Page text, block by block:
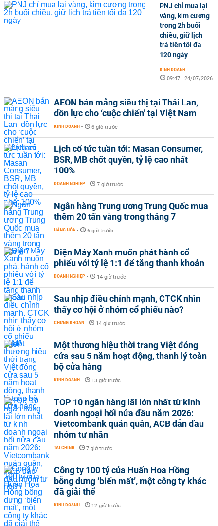
PNJ chỉ mua lại
vàng, kim cương
trong 2h buổi
chiều, giữ lịch
trả tiền tối đa
120 ngày
KINH DOANH -
09:47 | 24/07/2026
AEON bán mảng siêu thị tại Thái Lan,
dồn lực cho ‘cuộc chiến’ tại Việt Nam
KINH DOANH - 6 giờ trước
Lịch cổ tức tuần tới: Masan Consumer,
BSR, MB chốt quyền, tỷ lệ cao nhất
100%
DOANH NGHIỆP - 7 giờ trước
Ngân hàng Trung ương Trung Quốc mua
thêm 20 tấn vàng trong tháng 7
HÀNG HÓA - 6 giờ trước
Điện Máy Xanh muốn phát hành cổ
phiếu với tỷ lệ 1:1 để tăng thanh khoản
DOANH NGHIỆP - 14 giờ trước
Sau nhịp điều chỉnh mạnh, CTCK nhìn
thấy cơ hội ở nhóm cổ phiếu nào?
CHỨNG KHOÁN - 14 giờ trước
Một thương hiệu thời trang Việt đóng
cửa sau 5 năm hoạt động, thanh lý toàn
bộ cửa hàng
KINH DOANH - 13 giờ trước
TOP 10 ngân hàng lãi lớn nhất từ kinh
doanh ngoại hối nửa đầu năm 2026:
Vietcombank quán quân, ACB dẫn đầu
nhóm tư nhân
TÀI CHÍNH - 7 giờ trước
Công ty 100 tỷ của Huấn Hoa Hồng
bỗng dưng ‘biến mất’, một công ty khác
đã giải thể
KINH DOANH - 12 giờ trước